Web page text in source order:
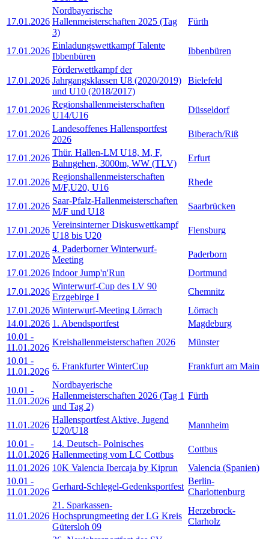
17.01.2026
Nordbayerische
Hallenmeisterschaften 2025 (Tag
3)
Fürth
17.01.2026
Einladungswettkampf Talente
Ibbenbüren
Ibbenbüren
17.01.2026
Förderwettkampf der
Jahrgangsklassen U8 (2020/2019)
und U10 (2018/2017)
Bielefeld
17.01.2026
Regionshallenmeisterschaften
U14/U16
Düsseldorf
17.01.2026
Landesoffenes Hallensportfest
2026
Biberach/Riß
17.01.2026
Thür. Hallen-LM U18, M, F,
Bahngehen, 3000m, WW (TLV)
Erfurt
17.01.2026
Regionshallenmeisterschaften
M/F,U20, U16
Rhede
17.01.2026
Saar-Pfalz-Hallenmeisterschaften
M/F und U18
Saarbrücken
17.01.2026
Vereinsinterner Diskuswettkampf
U18 bis U20
Flensburg
17.01.2026
4. Paderborner Winterwurf-
Meeting
Paderborn
17.01.2026 Indoor Jump'n'Run
Dortmund
17.01.2026
Winterwurf-Cup des LV 90
Erzgebirge I
Chemnitz
17.01.2026 Winterwurf-Meeting Lörrach
Lörrach
14.01.2026 1. Abendsportfest
Magdeburg
10.01 -
11.01.2026
Kreishallenmeisterschaften 2026
Münster
10.01 -
11.01.2026
6. Frankfurter WinterCup Frankfurt am Main
10.01 -
11.01.2026
Nordbayerische
Hallenmeisterschaften 2026 (Tag 1
und Tag 2)
Fürth
11.01.2026
Hallensportfest Aktive, Jugend
U20/U18
Mannheim
10.01 -
11.01.2026
14. Deutsch- Polnisches
Hallenmeeting vom LC Cottbus
Cottbus
11.01.2026 10K Valencia Ibercaja by Kiprun
Valencia (Spanien)
10.01 -
11.01.2026
Gerhard-Schlegel-Gedenksportfest
Berlin-
Charlottenburg
11.01.2026
21. Sparkassen-
Hochsprungmeeting der LG Kreis
Gütersloh 09
Herzebrock-
Clarholz